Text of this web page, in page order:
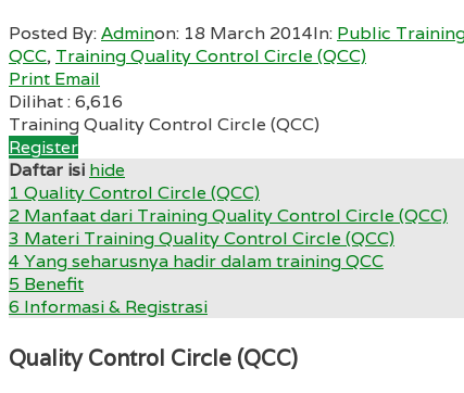
Posted By:Adminon: 18 March 2014In: Public
QCC, Training Quality Control Circle (QCC)
Print Email
Dilihat :6,616
Training Quality Control Circle (QCC)
Register
Daftar isi hide
1 Quality Control Circle (QCC)
2 Manfaat dari Training Quality Control Circle (QCC)
3 Materi Training Quality Control Circle (QCC)
4 Yang seharusnya hadir dalam training QCC
5 Benefit
6 Informasi & Registrasi
Quality Control Circle (QCC)